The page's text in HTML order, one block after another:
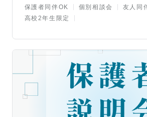
保護者同伴OK
個別相談会
友人同
高校2年生限定